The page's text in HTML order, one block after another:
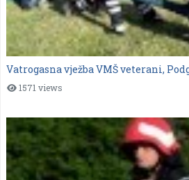
Vatrogasna vježba VMŠ veterani,
1571 views